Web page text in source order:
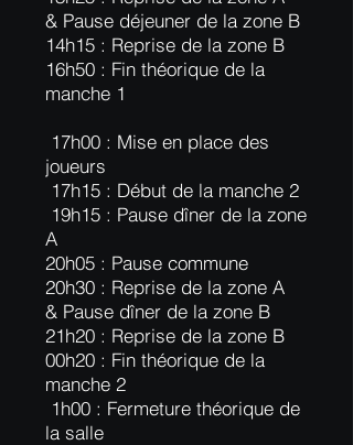
& Pause déjeuner de la zone B
14h15 : Reprise de la zone B
16h50 : Fin théorique de la
manche 1
17h00 : Mise en place des
joueurs
17h15 : Début de la manche 2
19h15 : Pause dîner de la zone
A
20h05 : Pause commune
20h30 : Reprise de la zone A
& Pause dîner de la zone B
21h20 : Reprise de la zone B
00h20 : Fin théorique de la
manche 2
1h00 : Fermeture théorique de
la salle